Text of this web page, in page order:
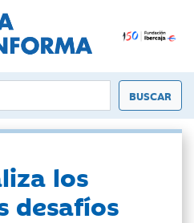
los
desafíos